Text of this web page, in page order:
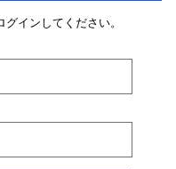
インしてください。